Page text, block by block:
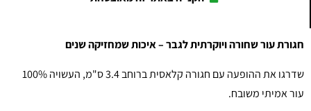
חגורת עור שחורה ויוקרתית לגבר – איכות שמחזיקה שנים
שדרגו את ההופעה עם חגורה קלאסית ברוחב 3.4 ס"מ, העשויה 100%
עור אמיתי משובח.